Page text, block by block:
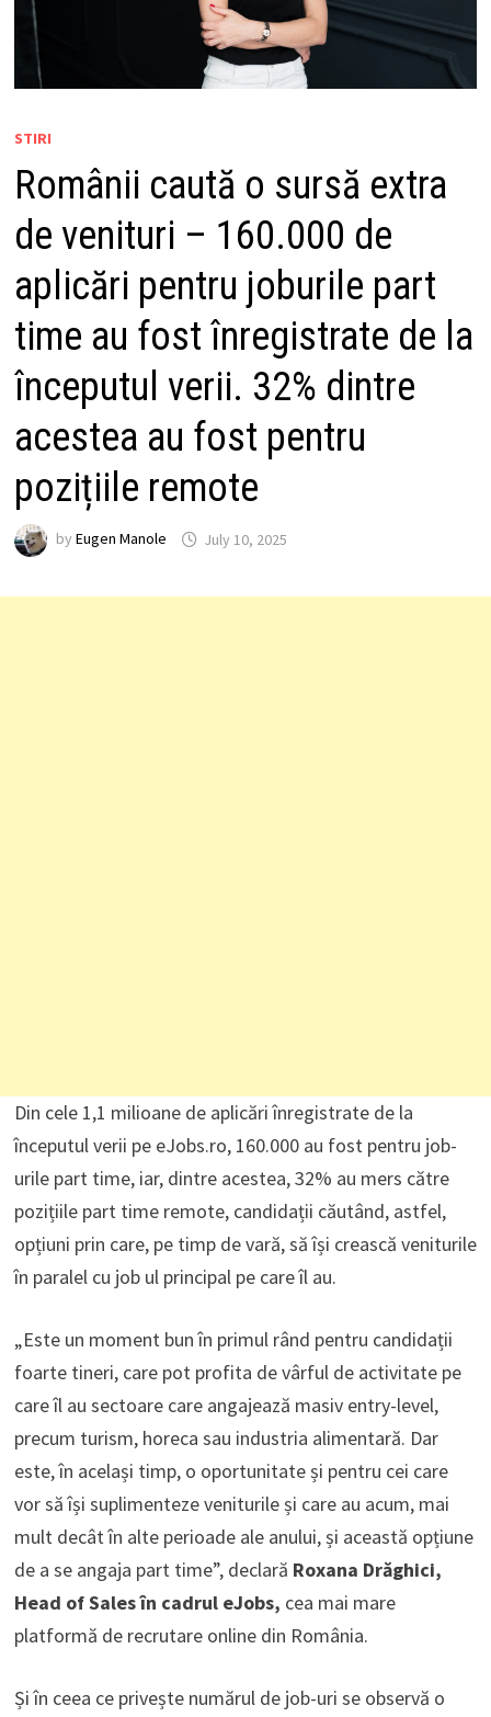
STIRI
Românii caută o sursă extra
de venituri – 160.000 de
aplicări pentru joburile part
time au fost înregistrate de la
începutul verii. 32% dintre
acestea au fost pentru
pozițiile remote
by Eugen Manole July 10, 2025
Din cele 1,1 milioane de aplicări înregistrate de la
începutul verii pe eJobs.ro, 160.000 au fost pentru job-
urile part time, iar, dintre acestea, 32% au mers către
pozițiile part time remote, candidații căutând, astfel,
opțiuni prin care, pe timp de vară, să își crească veniturile
în paralel cu job ul principal pe care îl au.
„Este un moment bun în primul rând pentru candidații
foarte tineri, care pot profita de vârful de activitate pe
care îl au sectoare care angajează masiv entry-level,
precum turism, horeca sau industria alimentară. Dar
este, în același timp, o oportunitate și pentru cei care
vor să își suplimenteze veniturile și care au acum, mai
mult decât în alte perioade ale anului, și această opțiune
de a se angaja part time”, declară Roxana Drăghici,
Head of Sales în cadrul eJobs, cea mai mare
platformă de recrutare online din România.
Și în ceea ce privește numărul de job-uri se observă o